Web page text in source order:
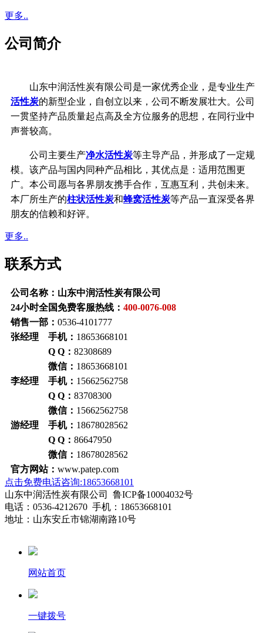
更多..
公司简介
山东中润活性炭有限公司是一家优秀企业，是专业生产
活性炭的新型企业，自创立以来，公司不断发展壮大。公司
一贯坚持产品质量起点高及全方位服务的思想，在同行业中
声誉较高。
公司主要生产净水活性炭等主导产品，并形成了一定规
模。该产品与国内同种产品相比，其优点是：适用范围更
广。本公司愿与各界朋友携手合作，互惠互利，共创未来。
本厂所生产的柱状活性炭和蜂窝活性炭等产品一直深受各界
朋友的信赖和好评。
更多..
联系方式
公司名称：山东中润活性炭有限公司
24小时全国免费客服热线： 400-0076-008
销售一部： 0536-4101777
张经理 手机： 18653668101
Q Q： 82308689
微信： 18653668101
李经理 手机： 15662562758
Q Q： 83708300
微信： 15662562758
游经理 手机： 18678028562
Q Q： 86647950
微信： 18678028562
官方网站： www.patep.com
点击免费电话咨询:18653668101
山东中润活性炭有限公司 鲁ICP备10004032号
电话：0536-4212670 手机：18653668101
地址：山东安丘市锦湖南路10号
网站首页
一键拨号